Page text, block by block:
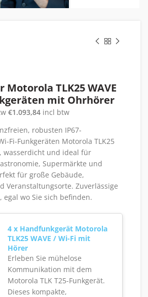
Motorola TLK25 WAVE
mit Ohrhörer
€1.093,84 incl btw
robusten IP67-
Fi-Funkgeräten Motorola TLK25
wasserdicht und ideal für
Supermärkte und
für große Gebäude,
Veranstaltungsorte. Zuverlässige
egal wo Sie sich befinden.
4 x Handfunkgerät Motorola
TLK25 WAVE / Wi-Fi mit
Hörer
Erleben Sie mühelose
Kommunikation mit dem
Motorola TLK T25-Funkgerät.
Dieses kompakte,